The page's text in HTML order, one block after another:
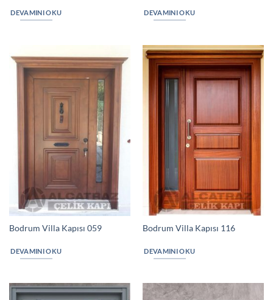
DEVAMINI OKU DEVAMINI OKU
Bodrum Villa Kapısı 059
DEVAMINI OKU
Bodrum Villa Kapısı 116
DEVAMINI OKU